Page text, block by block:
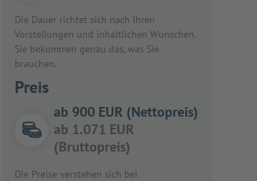
Die Dauer richtet sich nach Ihren
Vorstellungen und inhaltlichen Wünschen.
Sie bekommen genau das, was Sie
brauchen.
Preis
ab 900 EUR (Nettopreis)
ab 1.071 EUR
(Bruttopreis)
Die Preise verstehen sich bei